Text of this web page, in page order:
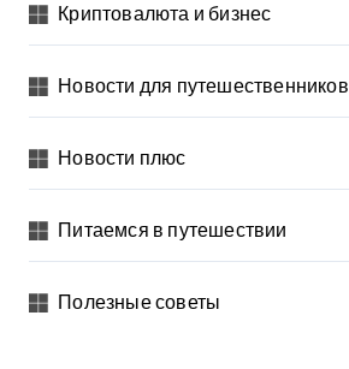
Криптовалюта и бизнес
Новости для путешественников
Новости плюс
Питаемся в путешествии
Полезные советы